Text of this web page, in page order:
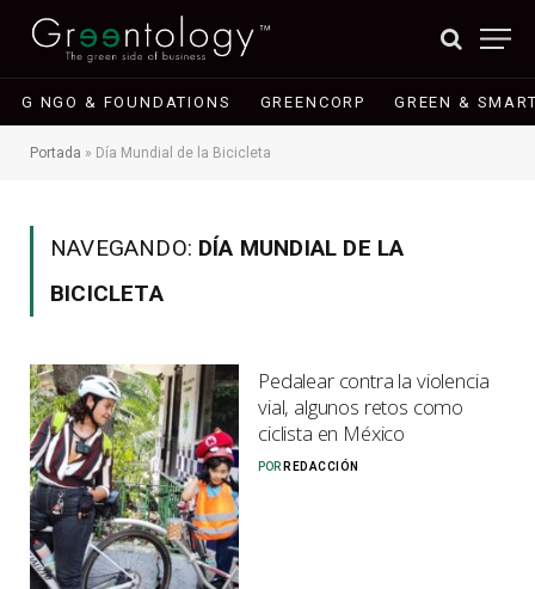
G NGO & FOUNDATIONS GREENCORP GREEN &
Portada » Día Mundial de la Bicicleta
NAVEGANDO: DÍA MUNDIAL DE LA
BICICLETA
Pedalear contra la violencia
vial, algunos retos como
ciclista en México
POR REDACCIÓN